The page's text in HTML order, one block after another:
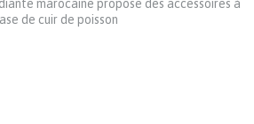
marocaine propose des accessoires à
de cuir de poisson